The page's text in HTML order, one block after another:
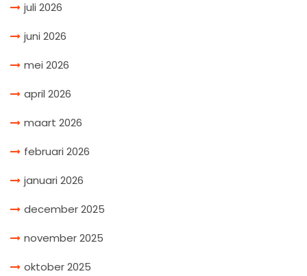
juli 2026
juni 2026
mei 2026
april 2026
maart 2026
februari 2026
januari 2026
december 2025
november 2025
oktober 2025